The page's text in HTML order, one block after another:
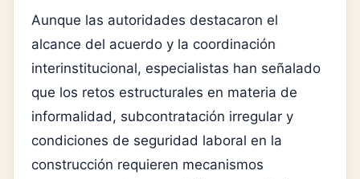
Aunque las autoridades destacaron el
alcance del acuerdo y la coordinación
interinstitucional, especialistas han señalado
que los retos estructurales en materia de
informalidad, subcontratación irregular y
condiciones de seguridad laboral en la
construcción requieren mecanismos